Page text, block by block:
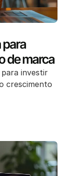
para
de marca
para investir
crescimento